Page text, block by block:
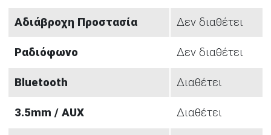
Αδιάβροχη Προστασία Δεν διαθέτει
Ραδιόφωνο Δεν διαθέτει
Bluetooth Διαθέτει
3.5mm / AUX Διαθέτει